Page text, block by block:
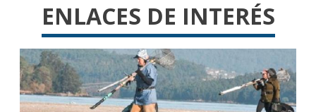
ENLACES DE INTERÉS